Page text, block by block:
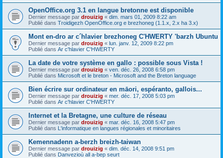
OpenOffice.org 3.1 en langue bretonne est disponible
Dernier message par drouizig « dim. mars 01, 2009 8:22 am
Publié dans Troidigezh OpenOffice.org e brezhoneg (1.1.x, 2.x ha 3.x)
Mont en-dro ar c´hlavier brezhoneg C'HWERTY 'barzh Ubuntu
Dernier message par drouizig « lun. janv. 12, 2009 8:22 pm
Publié dans Ar c'hlavier C'HWERTY
La date de votre système en gallo : possible sous Vista !
Dernier message par drouizig « ven. déc. 26, 2008 6:58 pm
Publié dans Microsoft et le breton - Microsoft and the Breton language
Bien écrire sur ordinateur en māori, espéranto, gallois...
Dernier message par drouizig « mer. déc. 17, 2008 5:03 pm
Publié dans Ar c'hlavier C'HWERTY
Internet et la Bretagne, une culture de réseau
Dernier message par drouizig « mar. déc. 16, 2008 5:47 pm
Publié dans L'informatique en langues régionales et minoritaires
Kemennadenn a-berzh breizh-taiwan
Dernier message par drouizig « dim. déc. 14, 2008 9:51 pm
Publié dans Danvezioù all a-bep seurt